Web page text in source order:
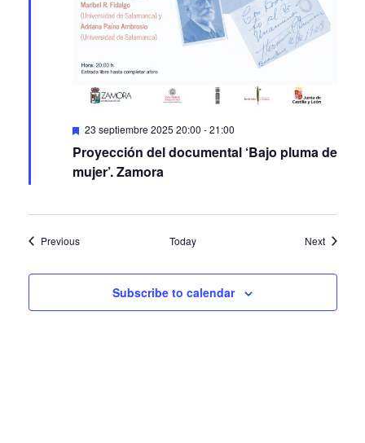
Featured
23 septiembre 2025 20:00 -21:00
Proyección del documental ‘Bajo pluma de
mujer’. Zamora
PreviousEvents Today NextEvents
Subscribe to calendar